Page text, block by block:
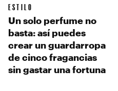
ESTILO
Un solo perfume no
basta: así puedes
crear un guardarropa
de cinco fragancias
sin gastar una fortuna